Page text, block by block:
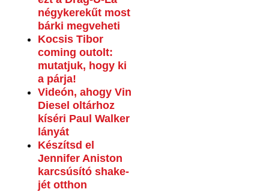
négykerekűt most
bárki megveheti
Kocsis Tibor
coming outolt:
mutatjuk, hogy ki
a párja!
Videón, ahogy Vin
Diesel oltárhoz
kíséri Paul Walker
lányát
Készítsd el
Jennifer Aniston
karcsúsító shake-
jét otthon